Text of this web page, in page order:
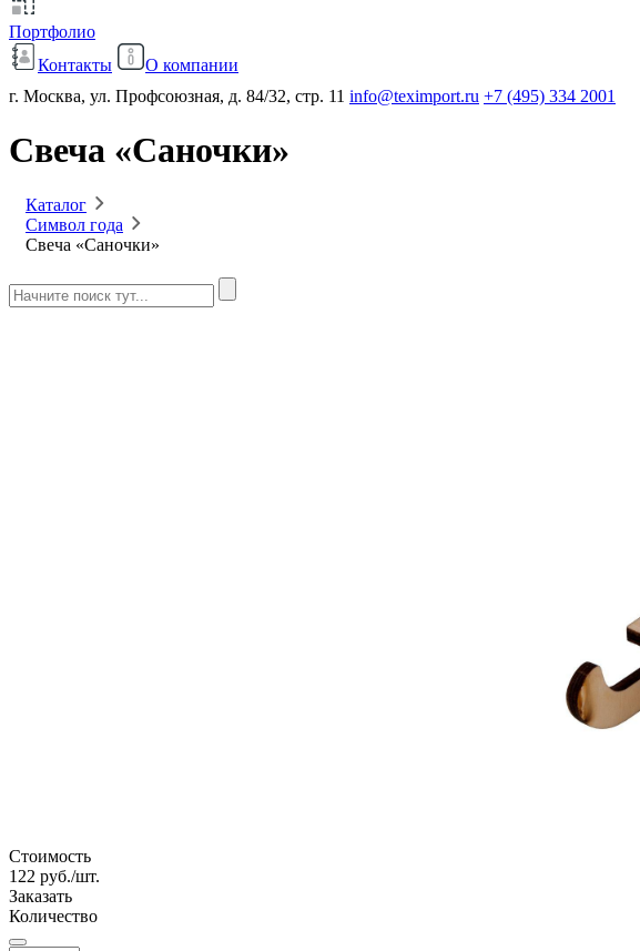
Портфолио
Контакты
О компании
г. Москва, ул. Профсоюзная, д. 84/32, стр. 11 info@teximport.ru +7 (495) 334 2001
Свеча «Саночки»
Каталог
Символ года
Свеча «Саночки»
Стоимость
122 руб./шт.
Заказать
Количество